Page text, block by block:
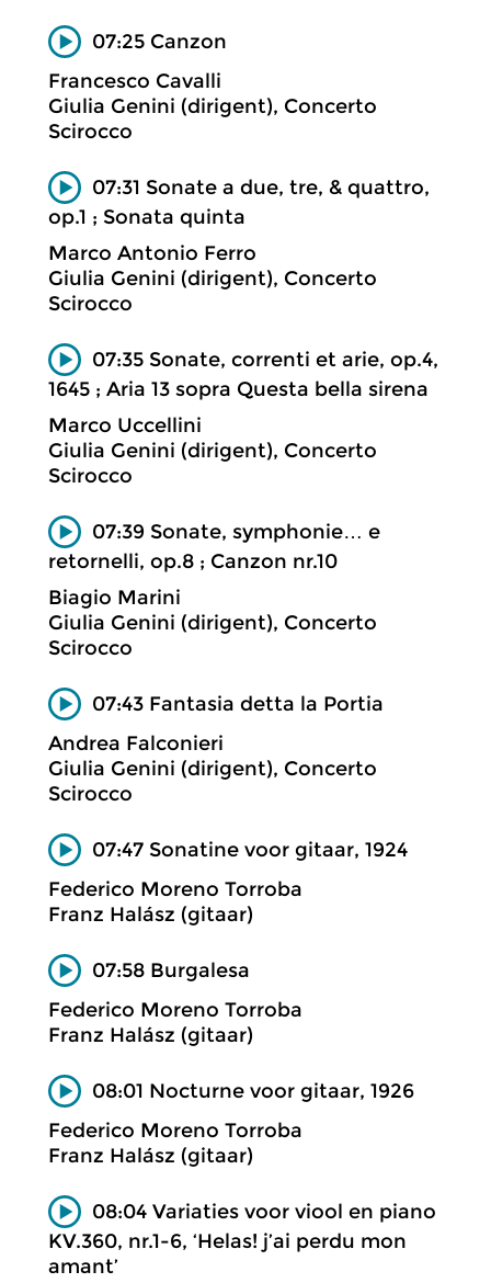
07:25 Canzon
Francesco Cavalli
Giulia Genini (dirigent), Concerto
Scirocco
07:31 Sonate a due, tre, & quattro,
op.1 ; Sonata quinta
Marco Antonio Ferro
Giulia Genini (dirigent), Concerto
Scirocco
07:35 Sonate, correnti et arie, op.4,
1645 ; Aria 13 sopra Questa bella sirena
Marco Uccellini
Giulia Genini (dirigent), Concerto
Scirocco
07:39 Sonate, symphonie… e
retornelli, op.8 ; Canzon nr.10
Biagio Marini
Giulia Genini (dirigent), Concerto
Scirocco
07:43 Fantasia detta la Portia
Andrea Falconieri
Giulia Genini (dirigent), Concerto
Scirocco
07:47 Sonatine voor gitaar, 1924
Federico Moreno Torroba
Franz Halász (gitaar)
07:58 Burgalesa
Federico Moreno Torroba
Franz Halász (gitaar)
08:01 Nocturne voor gitaar, 1926
Federico Moreno Torroba
Franz Halász (gitaar)
08:04 Variaties voor viool en piano
KV.360, nr.1-6, ‘Helas! j’ai perdu mon
amant’